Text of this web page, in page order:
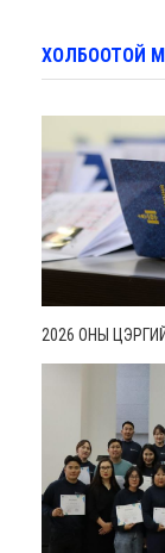
ХОЛБООТОЙ
2026 ОНЫ